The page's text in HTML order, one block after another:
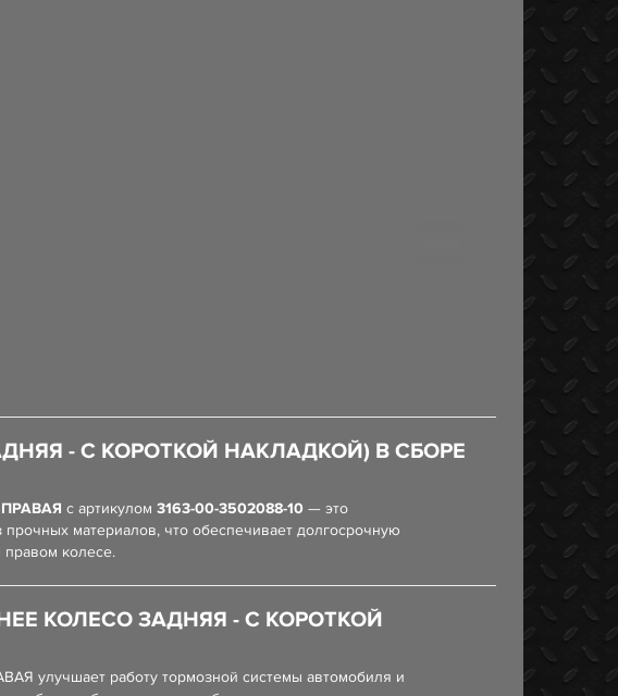
- С КОРОТКОЙ НАКЛАДКОЙ) В СБОРЕ
ПРАВАЯ с артикулом 3163-00-3502088-10 — это
материалов, что обеспечивает долгосрочную
колесе.
КОЛЕСО ЗАДНЯЯ - С КОРОТКОЙ
улучшает работу тормозной системы автомобиля и